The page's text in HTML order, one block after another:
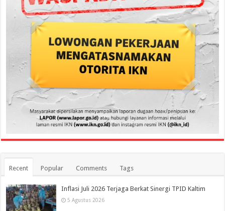
Recent Popular Comments Tags
Inflasi Juli 2026 Terjaga Berkat Sinergi TPID Kaltim
5 Agustus 2026